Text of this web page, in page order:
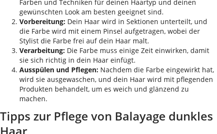
Farben und Techniken für deinen Haartyp und deinen
gewünschten Look am besten geeignet sind.
Vorbereitung: Dein Haar wird in Sektionen unterteilt, und
die Farbe wird mit einem Pinsel aufgetragen, wobei der
Stylist die Farbe frei auf dein Haar malt.
Verarbeitung: Die Farbe muss einige Zeit einwirken, damit
sie sich richtig in dein Haar einfügt.
Ausspülen und Pflegen: Nachdem die Farbe eingewirkt hat,
wird sie ausgewaschen, und dein Haar wird mit pflegenden
Produkten behandelt, um es weich und glänzend zu
machen.
Tipps zur Pflege von Balayage dunkles